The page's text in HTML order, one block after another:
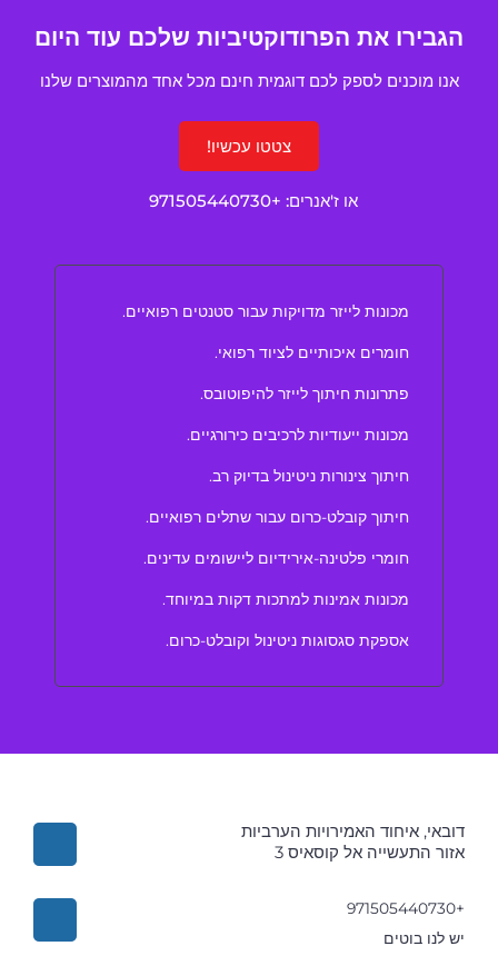
הגבירו את הפרודוקטיביות שלכם עוד היום
אנו מוכנים לספק לכם דוגמית חינם מכל אחד מהמוצרים שלנו
צטטו עכשיו!
או ז'אנרים: +971505440730
מכונות לייזר מדויקות עבור סטנטים רפואיים.
חומרים איכותיים לציוד רפואי.
פתרונות חיתוך לייזר להיפוטובס.
מכונות ייעודיות לרכיבים כירורגיים.
חיתוך צינורות ניטינול בדיוק רב.
חיתוך קובלט-כרום עבור שתלים רפואיים.
חומרי פלטינה-אירידיום ליישומים עדינים.
מכונות אמינות למתכות דקות במיוחד.
אספקת סגסוגות ניטינול וקובלט-כרום.
דובאי, איחוד האמירויות הערביות
אזור התעשייה אל קוסאיס 3
+971505440730
יש לנו בוטים